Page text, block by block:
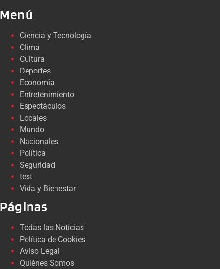
Menú
Ciencia y Tecnología
Clima
Cultura
Deportes
Economía
Entretenimiento
Espectáculos
Locales
Mundo
Nacionales
Política
Seguridad
test
Vida y Bienestar
Páginas
Todas las Noticias
Política de Cookies
Aviso Legal
Quiénes Somos